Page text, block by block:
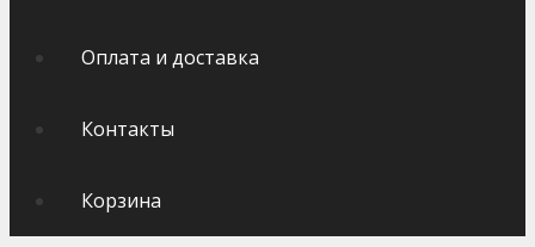
Оплата и доставка
Контакты
Корзина